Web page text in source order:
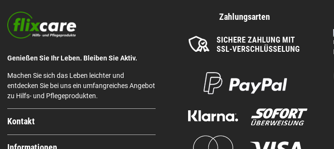
Genießen Sie Ihr Leben. Bleiben Sie Aktiv.
Machen Sie sich das Leben leichter und
entdecken Sie bei uns ein umfangreiches Angebot
zu Hilfs- und Pflegeprodukten.
Kontakt
Zahlungsarten